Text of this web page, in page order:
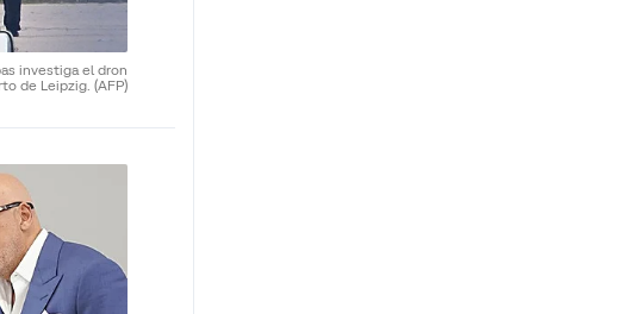
investiga el dron
de Leipzig. (AFP)